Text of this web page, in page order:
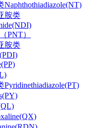
胺类
PNT）
胺类